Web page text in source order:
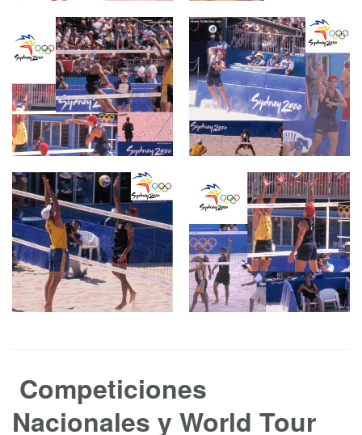
Competiciones
Nacionales y World Tour